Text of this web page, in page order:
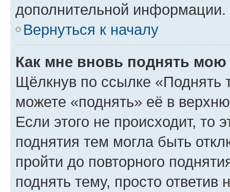
дополнительной информации.
Вернуться к началу
Как мне вновь поднять мою
Щёлкнув по ссылке «Поднять
можете «поднять» её в
Если этого не происходит, то
поднятия тем могла быть
пройти до повторного
поднять тему, просто ответив